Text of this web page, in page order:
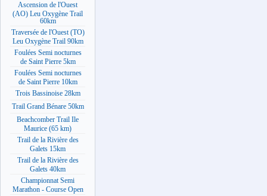
Ascension de l'Ouest
(AO) Leu Oxygène Trail
60km
Traversée de l'Ouest (TO)
Leu Oxygène Trail 90km
Foulées Semi nocturnes
de Saint Pierre 5km
Foulées Semi nocturnes
de Saint Pierre 10km
Trois Bassinoise 28km
Trail Grand Bénare 50km
Beachcomber Trail Ile
Maurice (65 km)
Trail de la Rivière des
Galets 15km
Trail de la Rivière des
Galets 40km
Championnat Semi
Marathon - Course Open